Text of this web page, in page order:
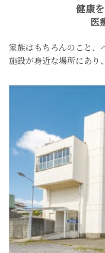
健康
医
家族はもちろんのこと、
施設が身近な場所にあり、